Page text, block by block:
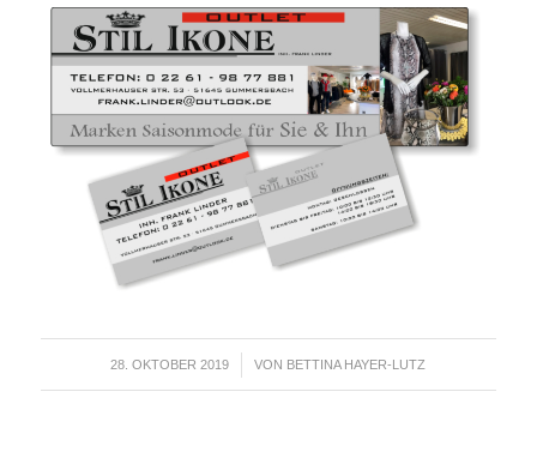
28. OKTOBER 2019
/ VON BETTINA HAYER-LUTZ